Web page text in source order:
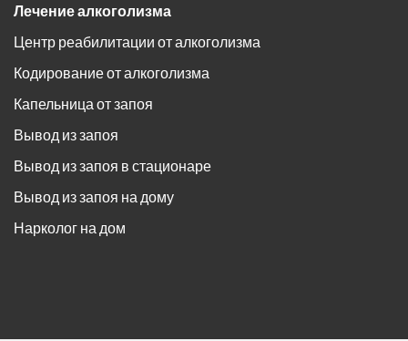
Лечение алкоголизма
Центр реабилитации от алкоголизма
Кодирование от алкоголизма
Капельница от запоя
Вывод из запоя
Вывод из запоя в стационаре
Вывод из запоя на дому
Нарколог на дом